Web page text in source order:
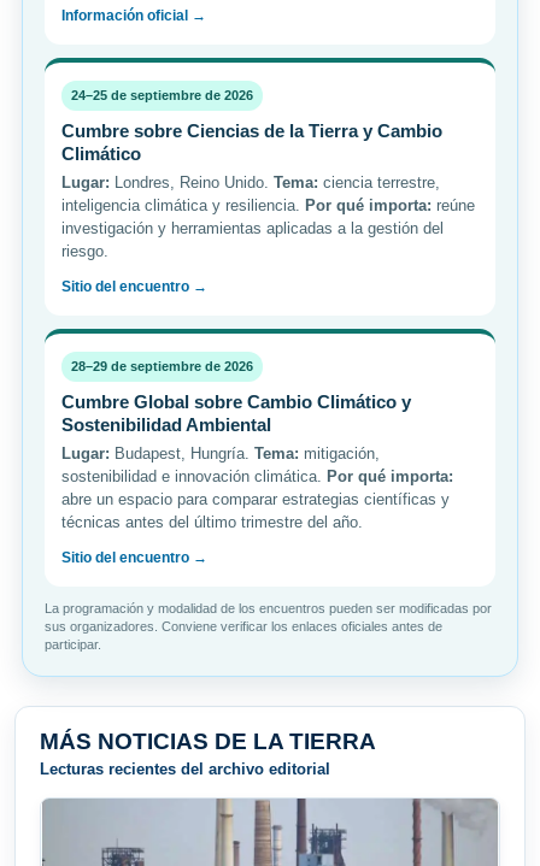
Información oficial →
24–25 de septiembre de 2026
Cumbre sobre Ciencias de la Tierra y Cambio
Climático
Lugar: Londres, Reino Unido. Tema: ciencia terrestre,
inteligencia climática y resiliencia. Por qué importa: reúne
investigación y herramientas aplicadas a la gestión del
riesgo.
Sitio del encuentro →
28–29 de septiembre de 2026
Cumbre Global sobre Cambio Climático y
Sostenibilidad Ambiental
Lugar: Budapest, Hungría. Tema: mitigación,
sostenibilidad e innovación climática. Por qué importa:
abre un espacio para comparar estrategias científicas y
técnicas antes del último trimestre del año.
Sitio del encuentro →
La programación y modalidad de los encuentros pueden ser modificadas por
sus organizadores. Conviene verificar los enlaces oficiales antes de
participar.
MÁS NOTICIAS DE LA TIERRA
Lecturas recientes del archivo editorial